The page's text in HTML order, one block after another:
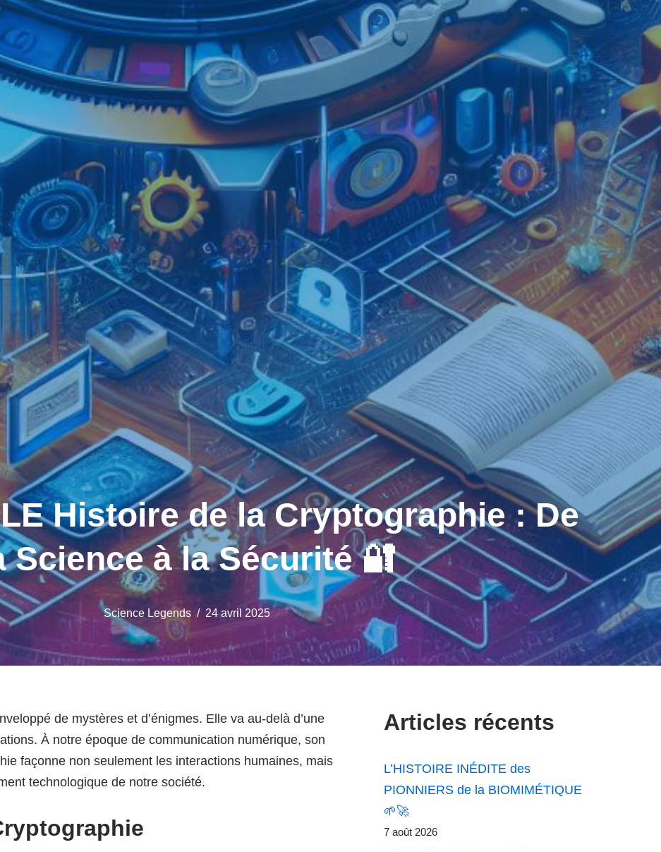
Histoire de la Cryptographie : De
Science à la Sécurité 🔐
Science Legends 24 avril 2025
de mystères et d’énigmes. Elle va au-delà d’une
À notre époque de communication numérique, son
façonne non seulement les interactions humaines, mais
technologique de notre société.
Articles récents
L’HISTOIRE INÉDITE des
PIONNIERS de la BIOMIMÉTIQUE
🌱🚀
7 août 2026